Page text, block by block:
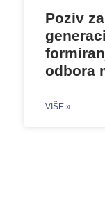
Poziv
odbora
VIŠE »